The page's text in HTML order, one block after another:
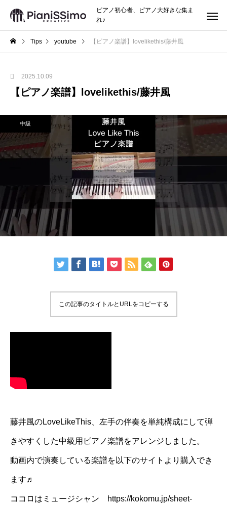
ピアノ初心者、ピアノ大好きな集ま
れ♪
Tips youtube 【ピアノ楽譜】lovelikethis/藤井風
2025.10.09
【ピアノ楽譜】lovelikethis/藤井風
中級
この記事のタイトルとURLをコピーする
藤井風のLoveLikeThis、左手の伴奏を単純構成にして弾
きやすくした中級用ピアノ楽譜をアレンジしました。
動画内で演奏している楽譜を以下のサイトより購入でき
ます♬
ココロはミュージシャン https://kokomu.jp/sheet-